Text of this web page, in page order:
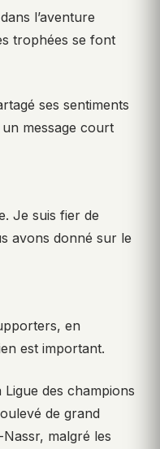
l’aventure
trophées se font
ses sentiments
message court
Je suis fier de
avons donné sur le
en
est important.
des champions
de grand
malgré les